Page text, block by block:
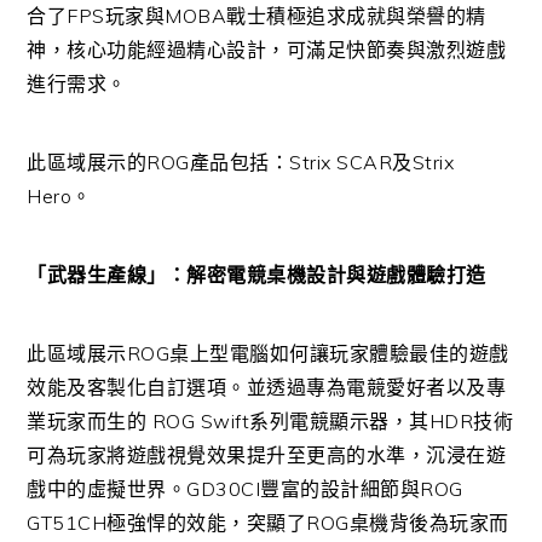
合了FPS玩家與MOBA戰士積極追求成就與榮譽的精
神，核心功能經過精心設計，可滿足快節奏與激烈遊戲
進行需求。
此區域展示的ROG產品包括：Strix SCAR及Strix
Hero。
「武器生產線」：解密電競桌機設計與遊戲體驗打造
此區域展示ROG桌上型電腦如何讓玩家體驗最佳的遊戲
效能及客製化自訂選項。並透過專為電競愛好者以及專
業玩家而生的 ROG Swift系列電競顯示器，其HDR技術
可為玩家將遊戲視覺效果提升至更高的水準，沉浸在遊
戲中的虛擬世界。GD30CI豐富的設計細節與ROG
GT51CH極強悍的效能，突顯了ROG桌機背後為玩家而